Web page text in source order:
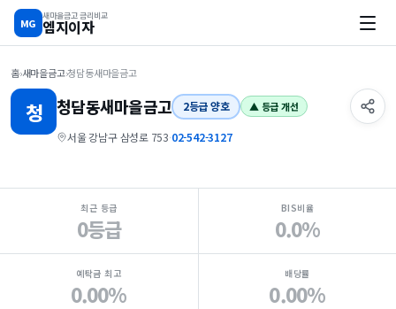
MG
새마을금고 금리비교
엠지이자
홈›새마을금고›청담동새마을금고
청 청담동새마을금고 2등급 양호 ▲ 등급 개선
서울 강남구 삼성로 753·02-542-3127
지점 핵심 지표 요약
최근 등급
0등급
BIS비율
0.0%
예탁금 최고
0.00%
배당률
0.00%